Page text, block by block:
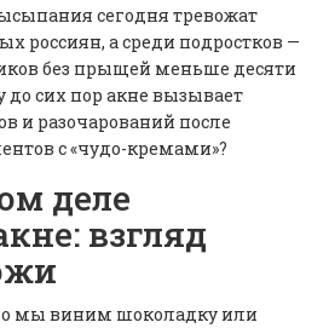
сегодня тревожат
россиян, а среди подростков —
без прыщей меньше десяти
до сих пор акне вызывает
и разочарований после
с «чудо-кремами»?
деле
взгляд
мы виним шоколадку или